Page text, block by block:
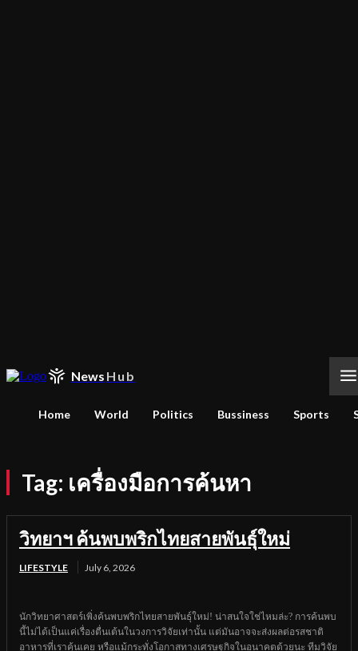
News Hub
Home World Politics Bussiness Sports
Tag: เครื่องมือการค้นหา
วิทยาฯ ค้นพบพริกไทยสายพันธุ์ใหม่
LIFESTYLE July 6, 2026
นักวิทยาศาสตร์เพิ่งค้นพบพริกไทยสายพันธุ์ใหม่! น่าสนใจใช่ไหมล่ะ? การค้นพบ
นี้ไม่ได้เป็นแค่เรื่องตื่นเต้นในวงการวิจัยเท่านั้น แต่มันอาจจะส่งผลต่อรสชาติ
อาหารที่เราคุ้นเคย หรือแม้กระทั่งโอกาสทางเศรษฐกิจในอนาคตด้วยนะ ทีมวิจัย